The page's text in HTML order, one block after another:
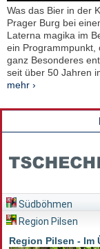
Was das Bier in der
Prager Burg bei
Laterna magika im
ein Programmpunkt,
ganz Besonderes
seit über 50 Jahren
mehr ›
Südböhmen
Region Pilsen
Region Pilsen - Im